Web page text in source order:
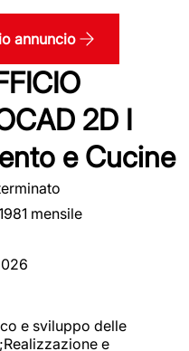
annuncio
2D I
e Cucine
mensile
e sviluppo delle
e